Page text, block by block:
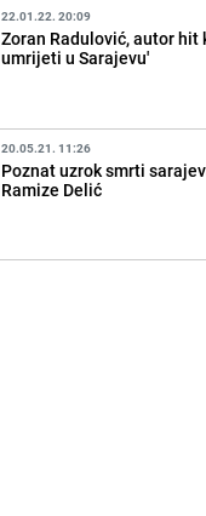
22.01.22. 20:09
Zoran Radulović, autor hit
umrijeti u Sarajevu'
20.05.21. 11:26
Poznat uzrok smrti
Ramize Delić